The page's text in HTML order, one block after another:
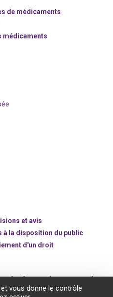
de médicaments
médicaments
et avis
à la disposition du public
d'un droit
à caractère personnel
vous donne le contrôle